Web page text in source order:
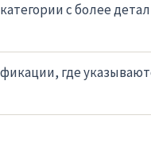
с более
где